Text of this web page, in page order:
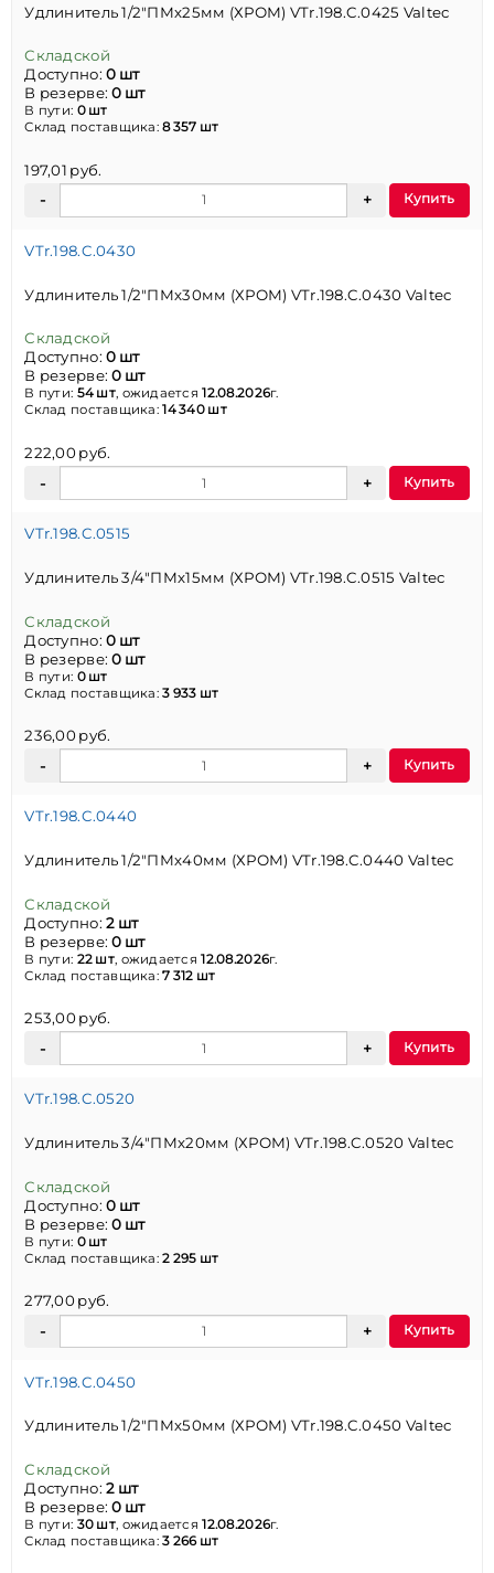
Удлинитель 1/2"ПМх25мм (ХРОМ) VTr.198.C.0425 Valtec
Складской
Доступно:0 шт
В резерве:0 шт
В пути: 0 шт
Склад поставщика:8 357 шт
197,01 руб.
Купить
VTr.198.C.0430
Удлинитель 1/2"ПМх30мм (ХРОМ) VTr.198.C.0430 Valtec
Складской
Доступно:0 шт
В резерве:0 шт
В пути: 54 шт, ожидается12.08.2026г.
Склад поставщика:14 340 шт
222,00 руб.
Купить
VTr.198.C.0515
Удлинитель 3/4"ПМх15мм (ХРОМ) VTr.198.C.0515 Valtec
Складской
Доступно:0 шт
В резерве:0 шт
В пути: 0 шт
Склад поставщика:3 933 шт
236,00 руб.
Купить
VTr.198.C.0440
Удлинитель 1/2"ПМх40мм (ХРОМ) VTr.198.C.0440 Valtec
Складской
Доступно:2 шт
В резерве:0 шт
В пути: 22 шт, ожидается12.08.2026г.
Склад поставщика:7 312 шт
253,00 руб.
Купить
VTr.198.C.0520
Удлинитель 3/4"ПМх20мм (ХРОМ) VTr.198.C.0520 Valtec
Складской
Доступно:0 шт
В резерве:0 шт
В пути: 0 шт
Склад поставщика:2 295 шт
277,00 руб.
Купить
VTr.198.C.0450
Удлинитель 1/2"ПМх50мм (ХРОМ) VTr.198.C.0450 Valtec
Складской
Доступно:2 шт
В резерве:0 шт
В пути: 30 шт, ожидается12.08.2026г.
Склад поставщика:3 266 шт